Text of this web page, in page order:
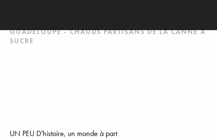
GUADELOUPE - CHAUDS PARTISANS DE LA CANNE À
SUCRE
UN PEU D'histoire, un monde à part